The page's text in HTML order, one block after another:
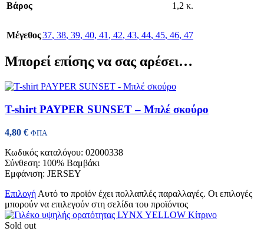
Βάρος
1,2 κ.
Μέγεθος37, 38, 39, 40, 41 , 42, 43, 44, 45, 46, 47
Μπορεί επίσης να σας αρέσει…
T-shirt PAYPER SUNSET – Μπλέ σκούρο
4,80 € ΦΠΑ
Κωδικός καταλόγου: 02000338
Σύνθεση: 100% Βαμβάκι
Εμφάνιση: JERSEY
Επιλογή Αυτό το προϊόν έχει πολλαπλές παραλλαγές. Οι επιλογές
μπορούν να επιλεγούν στη σελίδα του προϊόντος
Sold out